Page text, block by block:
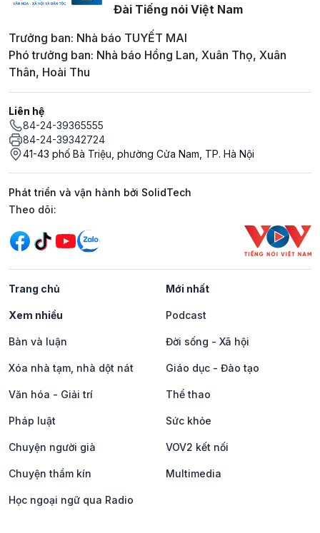
Đài Tiếng nói Việt Nam
Trưởng ban: Nhà báo TUYẾT MAI
Phó trưởng ban: Nhà báo Hồng Lan, Xuân Thọ, Xuân
Thân, Hoài Thu
Liên hệ
84-24-39365555
84-24-39342724
41-43 phố Bà Triệu, phường Cửa Nam, TP. Hà Nội
Phát triển và vận hành bởi SolidTech
Mạng xã hội
Theo dõi:
Trang chủ Mới nhất
Xem nhiều Podcast
Bàn và luận Đời sống - Xã hội
Xóa nhà tạm, nhà dột nát Giáo dục - Đào tạo
Văn hóa - Giải trí Thể thao
Pháp luật Sức khỏe
Chuyện người già VOV2 kết nối
Chuyện thầm kín Multimedia
Học ngoại ngữ qua Radio